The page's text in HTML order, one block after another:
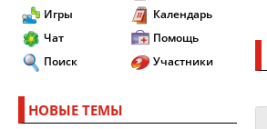
Игры
Чат
Поиск
Календарь
Помощь
Участники
НОВЫЕ ТЕМЫ